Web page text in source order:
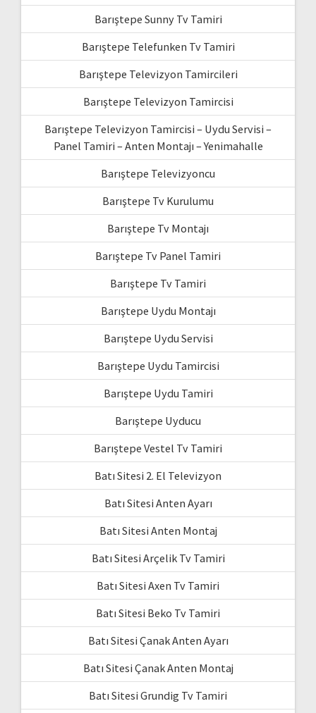
Barıştepe Sunny Tv Tamiri
Barıştepe Telefunken Tv Tamiri
Barıştepe Televizyon Tamircileri
Barıştepe Televizyon Tamircisi
Barıştepe Televizyon Tamircisi – Uydu Servisi –
Panel Tamiri – Anten Montajı – Yenimahalle
Barıştepe Televizyoncu
Barıştepe Tv Kurulumu
Barıştepe Tv Montajı
Barıştepe Tv Panel Tamiri
Barıştepe Tv Tamiri
Barıştepe Uydu Montajı
Barıştepe Uydu Servisi
Barıştepe Uydu Tamircisi
Barıştepe Uydu Tamiri
Barıştepe Uyducu
Barıştepe Vestel Tv Tamiri
Batı Sitesi 2. El Televizyon
Batı Sitesi Anten Ayarı
Batı Sitesi Anten Montaj
Batı Sitesi Arçelik Tv Tamiri
Batı Sitesi Axen Tv Tamiri
Batı Sitesi Beko Tv Tamiri
Batı Sitesi Çanak Anten Ayarı
Batı Sitesi Çanak Anten Montaj
Batı Sitesi Grundig Tv Tamiri